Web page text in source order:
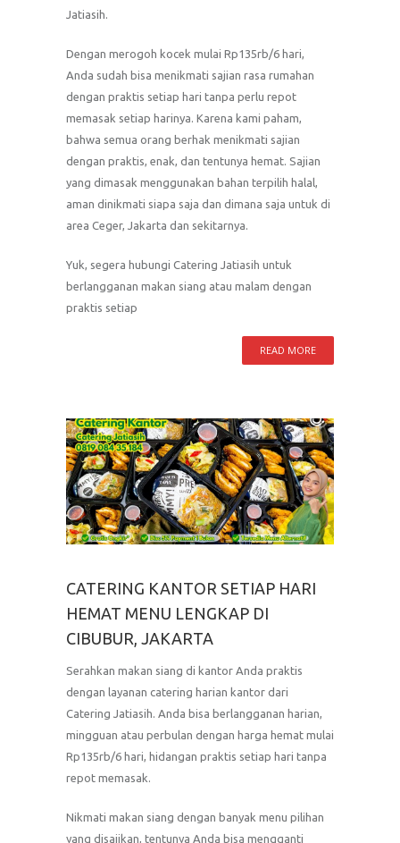
Jatiasih.
Dengan merogoh kocek mulai Rp135rb/6 hari,
Anda sudah bisa menikmati sajian rasa rumahan
dengan praktis setiap hari tanpa perlu repot
memasak setiap harinya. Karena kami paham,
bahwa semua orang berhak menikmati sajian
dengan praktis, enak, dan tentunya hemat. Sajian
yang dimasak menggunakan bahan terpilih halal,
aman dinikmati siapa saja dan dimana saja untuk di
area Ceger, Jakarta dan sekitarnya.
Yuk, segera hubungi Catering Jatiasih untuk
berlangganan makan siang atau malam dengan
praktis setiap
READ MORE
CATERING KANTOR SETIAP HARI
HEMAT MENU LENGKAP DI
CIBUBUR, JAKARTA
Serahkan makan siang di kantor Anda praktis
dengan layanan catering harian kantor dari
Catering Jatiasih. Anda bisa berlangganan harian,
mingguan atau perbulan dengan harga hemat mulai
Rp135rb/6 hari, hidangan praktis setiap hari tanpa
repot memasak.
Nikmati makan siang dengan banyak menu pilihan
yang disajikan, tentunya Anda bisa mengganti